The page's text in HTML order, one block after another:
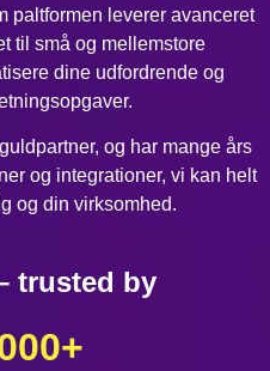
paltformen leverer avanceret
til små og mellemstore
dine udfordrende og
og har mange års
og integrationer, vi kan helt
og din virksomhed.
trusted by
+